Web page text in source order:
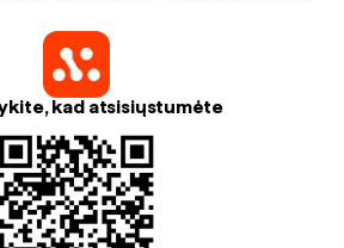
kad atsisiųstumėte